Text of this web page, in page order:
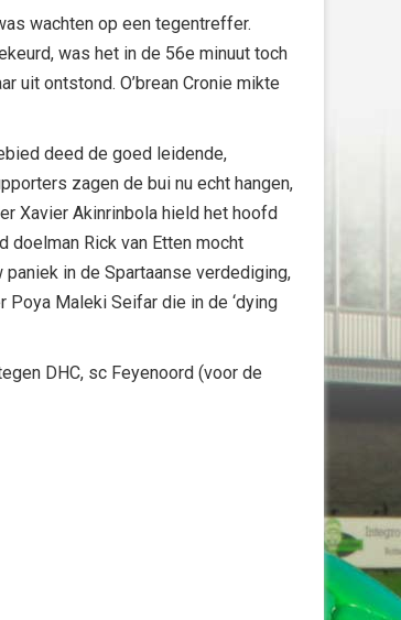
wachten op een tegentreffer.
was het in de 56e minuut toch
uit ontstond. O’brean Cronie mikte
deed de goed leidende,
zagen de bui nu echt hangen,
Xavier Akinrinbola hield het hoofd
doelman Rick van Etten mocht
in de Spartaanse verdediging,
Poya Maleki Seifar die in de ‘dying
DHC, sc Feyenoord (voor de